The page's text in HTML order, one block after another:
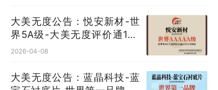
大美无度公告：悦安新材-世
界5A级-大美无度评价通193
国
2026-04-08
大美无度公告：蓝晶科技-蓝